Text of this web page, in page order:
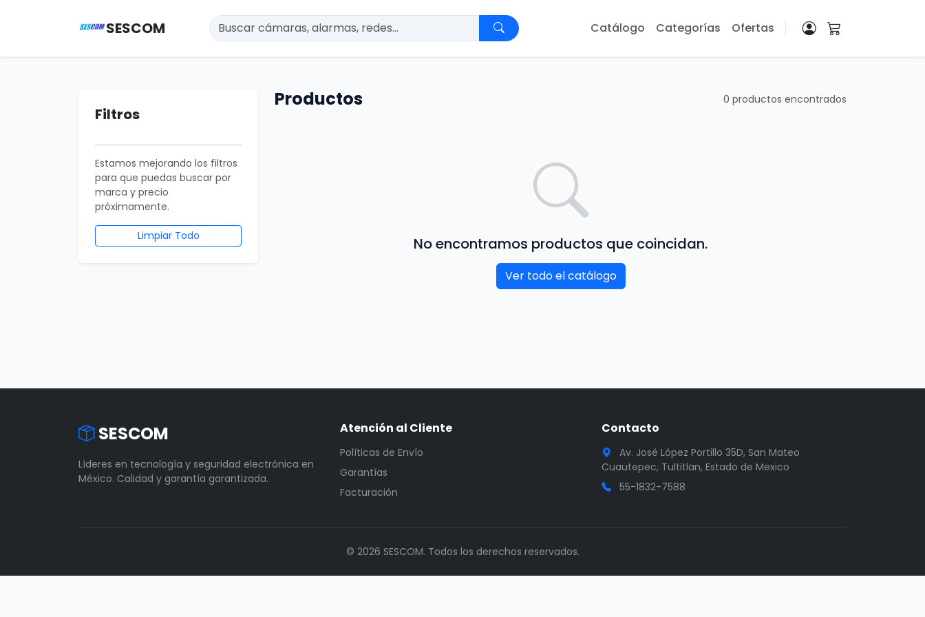
SESCOM Catálogo Categorías Ofertas
Filtros
Estamos mejorando los filtros
para que puedas buscar por
marca y precio
próximamente.
Limpiar Todo
Productos 0 productos encontrados
No encontramos productos que coincidan.
Ver todo el catálogo
SESCOM
Líderes en tecnología y seguridad electrónica en
México. Calidad y garantía garantizada.
Atención al Cliente
Políticas de Envío
Garantías
Facturación
Contacto
Av. José López Portillo 35D, San Mateo
Cuautepec, Tultitlan, Estado de Mexico
55-1832-7588
© 2026 SESCOM. Todos los derechos reservados.